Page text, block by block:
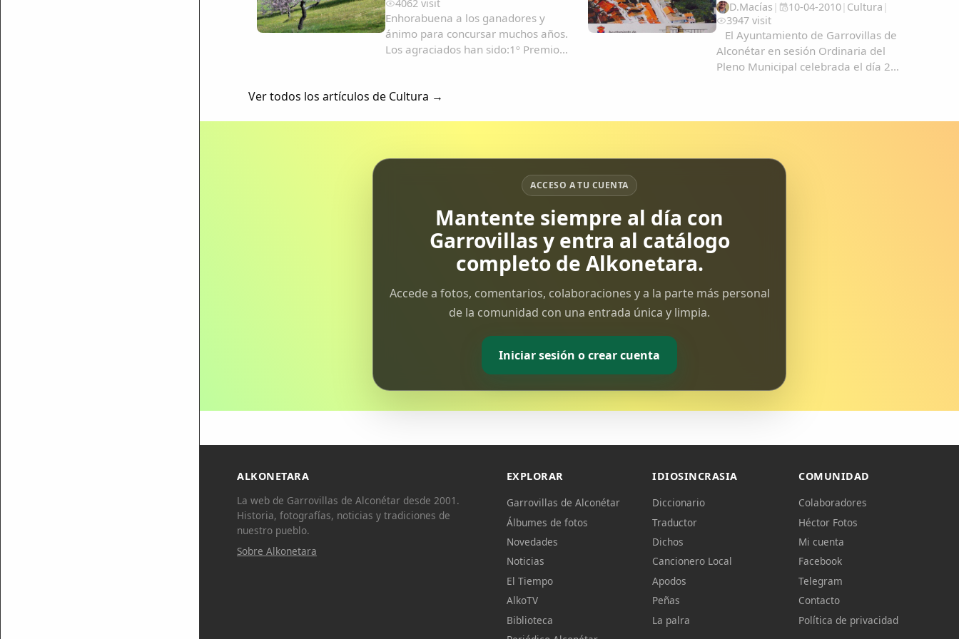
4062 visit
Enhorabuena a los ganadores y
ánimo para concursar muchos años.
Los agraciados han sido:1º Premio
Clasificado Gondola PRIMER
D.Macías | 10-04-2010| Cultura |
3947 visit
El Ayuntamiento de Garrovillas de
Alconétar en sesión Ordinaria del
Pleno Municipal celebrada el día 21
Ver todos los artículos de Cultura →
ACCESO A TU CUENTA
Mantente siempre al día con
Garrovillas y entra al catálogo
completo de Alkonetara.
Accede a fotos, comentarios, colaboraciones y a la parte más personal
de la comunidad con una entrada única y limpia.
Iniciar sesión o crear cuenta
ALKONETARA
La web de Garrovillas de Alconétar desde 2001.
Historia, fotografías, noticias y tradiciones de
nuestro pueblo.
Sobre Alkonetara
EXPLORAR
Garrovillas de Alconétar
Álbumes de fotos
Novedades
Noticias
El Tiempo
AlkoTV
Biblioteca
IDIOSINCRASIA
Diccionario
Traductor
Dichos
Cancionero Local
Apodos
Peñas
La palra
COMUNIDAD
Colaboradores
Héctor Fotos
Mi cuenta
Facebook
Telegram
Contacto
Política de privacidad